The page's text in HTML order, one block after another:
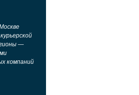
—
компаний